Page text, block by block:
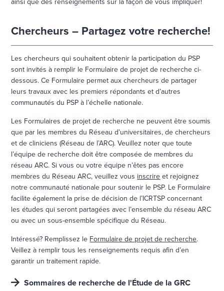
ainsi que des renseignements sur la façon de vous impliquer!
Chercheurs – Partagez votre recherche!
Les chercheurs qui souhaitent obtenir la participation du PSP
sont invités à remplir le Formulaire de projet de recherche ci-
dessous. Ce Formulaire permet aux chercheurs de partager
leurs travaux avec les premiers répondants et d’autres
communautés du PSP à l’échelle nationale.
Les Formulaires de projet de recherche ne peuvent être soumis
que par les membres du Réseau d’universitaires, de chercheurs
et de cliniciens (Réseau de l’ARC). Veuillez noter que toute
l’équipe de recherche doit être composée de membres du
réseau ARC. Si vous ou votre équipe n’êtes pas encore
membres du Réseau ARC, veuillez vous inscrire et rejoignez
notre communauté nationale pour soutenir le PSP. Le Formulaire
facilite également la prise de décision de l’ICRTSP concernant
les études qui seront partagées avec l’ensemble du réseau ARC
ou avec un sous-ensemble spécifique du Réseau.
Intéressé? Remplissez le Formulaire de projet de recherche.
Veillez à remplir tous les renseignements requis afin d’en
garantir un traitement rapide.
Sommaires de recherche de l'Étude de la GRC